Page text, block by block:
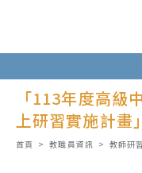
至
主
內
「113年度高級
上研習實施計畫」
首頁 > 教職員資訊 > 教師研